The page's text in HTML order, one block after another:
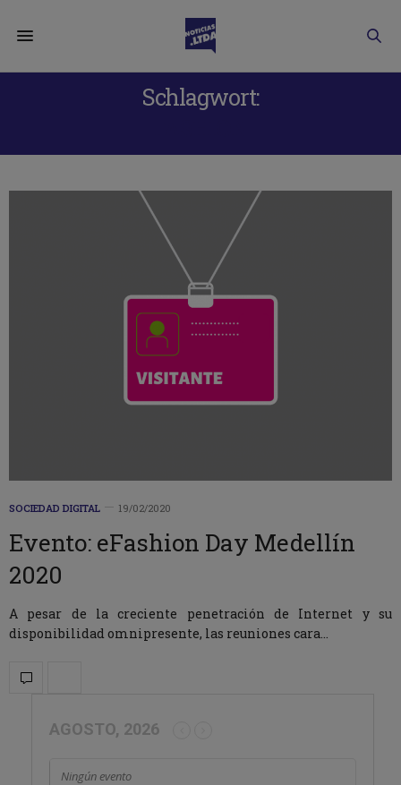
Schlagwort:
SOCIEDAD DIGITAL 19/02/2020
Evento: eFashion Day Medellín
2020
A pesar de la creciente penetración de Internet y su
disponibilidad omnipresente, las reuniones cara…
AGOSTO, 2026
Ningún evento